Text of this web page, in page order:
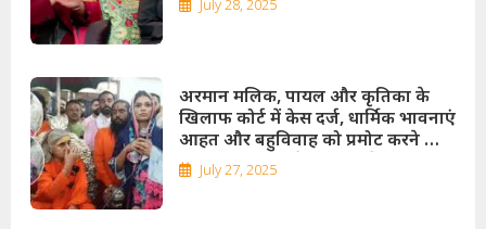
होगा बहुप्रतीक्षित एपिसोड!
July 28, 2025
अरमान मलिक, पायल और कृतिका के
खिलाफ कोर्ट में केस दर्ज, धार्मिक भावनाएं
आहत और बहुविवाह को प्रमोट करने का
आरोप: मां काली के रूप को लेकर भी
विवाद बढ़ा, शिवसेना हिंद ने जताई
July 27, 2025